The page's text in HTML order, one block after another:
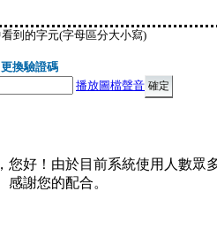
到的字元(字母區分大小寫)
更換驗證碼
播放圖檔聲音
您好！由於目前系統使用人數眾
感謝您的配合。